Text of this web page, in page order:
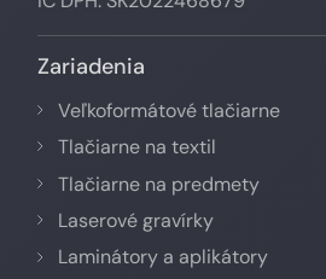
Zariadenia
Veľkoformátové tlačiarne
Tlačiarne na textil
Tlačiarne na predmety
Laserové gravírky
Laminátory a aplikátory